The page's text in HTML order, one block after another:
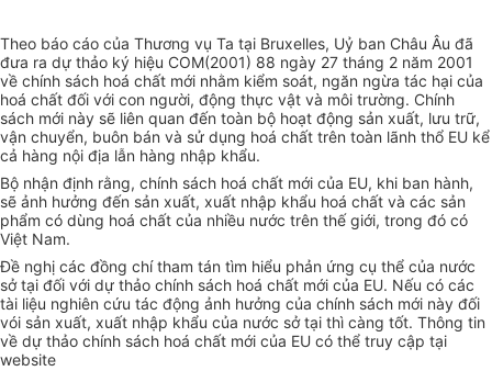
Theo báo cáo của Thương vụ Ta tại Bruxelles, Uỷ ban Châu Âu đã
đưa ra dự thảo ký hiệu COM(2001) 88 ngày 27 tháng 2 năm 2001
về chính sách hoá chất mới nhằm kiểm soát, ngăn ngừa tác hại của
hoá chất đối với con người, động thực vật và môi trường. Chính
sách mới này sẽ liên quan đến toàn bộ hoạt động sản xuất, lưu trữ,
vận chuyển, buôn bán và sử dụng hoá chất trên toàn lãnh thổ EU kể
cả hàng nội địa lẫn hàng nhập khẩu.
Bộ nhận định rằng, chính sách hoá chất mới của EU, khi ban hành,
sẽ ảnh hưởng đến sản xuất, xuất nhập khẩu hoá chất và các sản
phẩm có dùng hoá chất của nhiều nước trên thế giới, trong đó có
Việt Nam.
Đề nghị các đồng chí tham tán tìm hiểu phản ứng cụ thể của nước
sở tại đối với dự thảo chính sách hoá chất mới của EU. Nếu có các
tài liệu nghiên cứu tác động ảnh hưởng của chính sách mới này đối
vói sản xuất, xuất nhập khẩu của nước sở tại thì càng tốt. Thông tin
về dự thảo chính sách hoá chất mới của EU có thể truy cập tại
website